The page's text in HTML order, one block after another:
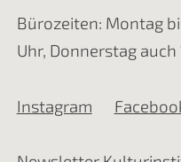
Bürozeiten: Montag
Uhr, Donnerstag auch
Instagram